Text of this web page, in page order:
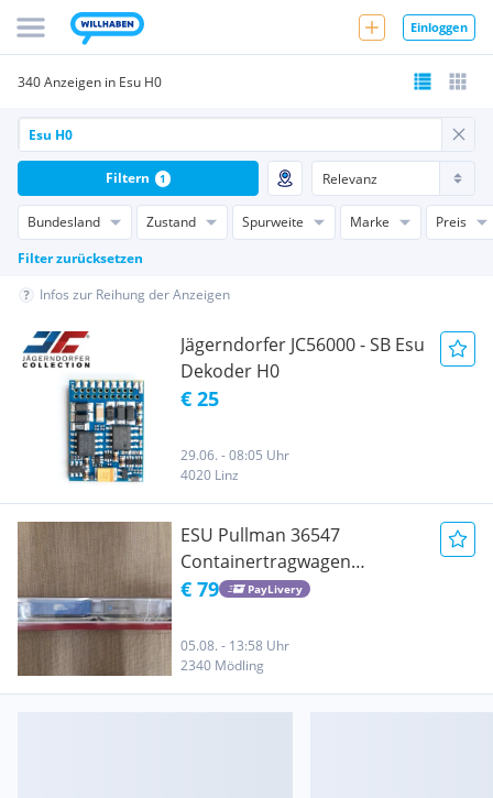
Einloggen
340 Anzeigen in Esu H0
Bundesland Zustand Spurweite Marke
Preis
Filter zurücksetzen
Filtern 1
Infos zur Reihung der Anzeigen
Jägerndorfer JC56000 - SB Esu
Dekoder H0
€ 25
29.06. - 08:05 Uhr
4020 Linz
ESU Pullman 36547
Containertragwagen
Sdggmrs, H0, neu, OVP
€ 79 PayLivery
05.08. - 13:58 Uhr
2340 Mödling